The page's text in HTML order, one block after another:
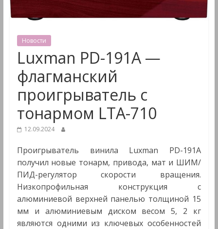
&
Мультимедиа
Новости
Luxman PD-191A —
флагманский
проигрыватель с
тонармом LTA-710
12.09.2024
Проигрыватель винила Luxman PD-191A
получил новые тонарм, привода, мат и ШИМ/
ПИД-регулятор скорости вращения.
Низкопрофильная конструкция с
алюминиевой верхней панелью толщиной 15
мм и алюминиевым диском весом 5, 2 кг
являются одними из ключевых особенностей